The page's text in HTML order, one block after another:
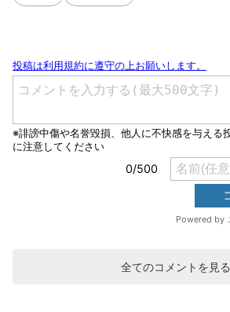
全てのコメントを見る